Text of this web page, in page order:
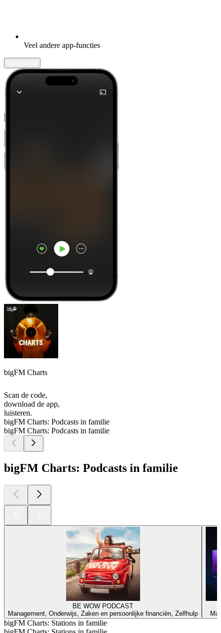
Veel andere app-functies
bigFM Charts
Scan de code,
download de app,
luisteren.
bigFM Charts: Podcasts in familie
bigFM Charts: Podcasts in familie
bigFM Charts: Podcasts in familie
BE WOW PODCAST
Management, Onderwijs, Zaken en persoonlijke financiën, Zelfhulp
bigFM Charts: Stations in familie